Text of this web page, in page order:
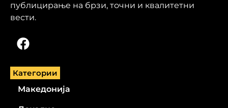
публицирање на брзи, точни и квалитетни
вести.
Категории
Македонија